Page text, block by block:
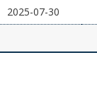
2025-07-30